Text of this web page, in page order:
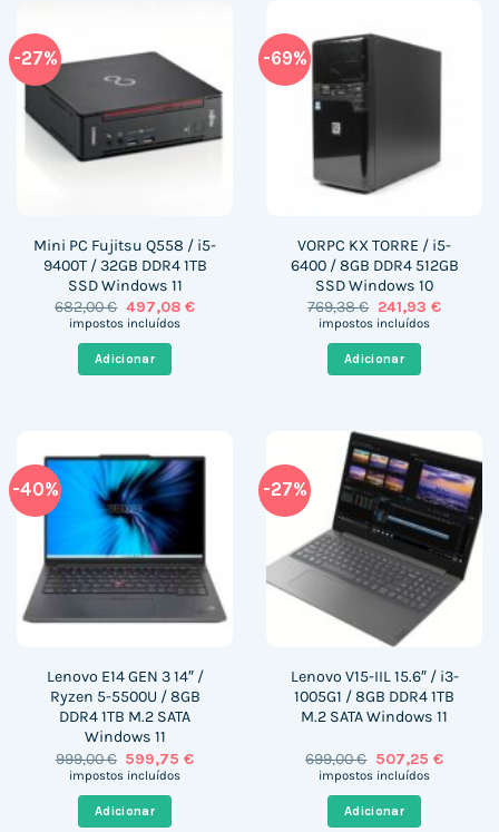
-27%
Mini PC Fujitsu Q558 / i5-
9400T / 32GB DDR4 1TB
SSD Windows 11
682,00€ O
preço
era:
682,00 €.
497,08 €O
impostos incluídos
Adicionar
-69%
VORPC KX TORRE / i5-
6400 / 8GB DDR4 512GB
SSD Windows 10
769,38€ O
preço
era:
769,38 €.
241,93 €O
impostos incluídos
Adicionar
-40%
Lenovo E14 GEN 3 14″ /
Ryzen 5-5500U / 8GB
DDR4 1TB M.2 SATA
Windows 11
999,00€ O
preço
era:
999,00 €.
599,75€O
impostos incluídos
Adicionar
-27%
Lenovo V15-IIL 15.6″ / i3-
1005G1 / 8GB DDR4 1TB
M.2 SATA Windows 11
699,00€ O
preço
era:
699,00 €.
507,25 €O
impostos incluídos
Adicionar